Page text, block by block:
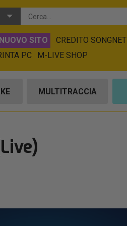
SITO CREDITO SONGNET
PC M-LIVE SHOP
MULTITRACCIA